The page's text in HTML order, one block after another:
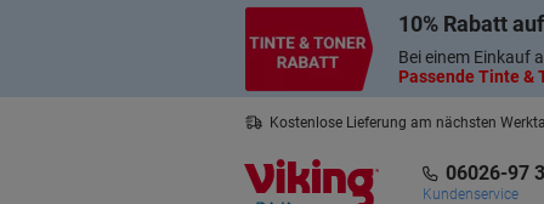
10% Rabatt
Bei einem Einkauf
Passende Tinte &
Kostenlose Lieferung am nächsten
06026-97
Kundenservice